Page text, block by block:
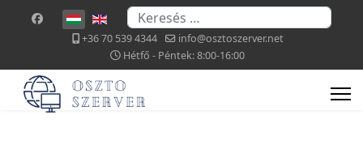
Válasszon nyelvet
Keresés...
+36 70 539 4344
info@osztoszerver.net
Hétfő - Péntek: 8:00-16:00